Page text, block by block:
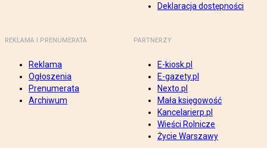
Deklaracja dostępności
REKLAMA I PRENUMERATA
Reklama
Ogłoszenia
Prenumerata
Archiwum
PARTNERZY
E-kiosk.pl
E-gazety.pl
Nexto.pl
Mała księgowość
Kancelarierp.pl
Wieści Rolnicze
Życie Warszawy